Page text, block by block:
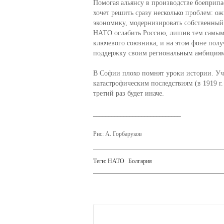
Помогая альянсу в производстве
хочет решить сразу несколько проблем:
экономику, модернизировать
НАТО ослабить Россию, лишив тем
ключевого союзника, и на этом фоне
поддержку своим региональным
В Софии плохо помнят уроки истории.
катастрофическим последствиям (в 1919
третий раз будет иначе.
Рис: А. Горбаруков
Теги: НАТО Болгария